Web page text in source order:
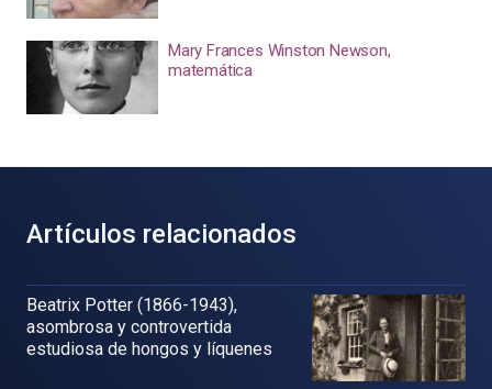
Mary Frances Winston Newson,
matemática
Artículos relacionados
Beatrix Potter (1866-1943),
asombrosa y controvertida
estudiosa de hongos y líquenes